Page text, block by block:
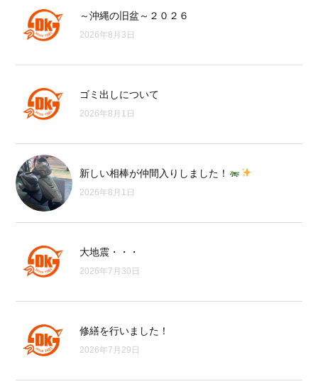
～沖縄の旧盆～２０２６
2026年8月3日
ゴミ出しについて
2026年8月1日
新しい相棒が仲間入りしました！
2026年8月1日
大地震・・・
2026年7月30日
修繕を行いました！
2026年7月29日